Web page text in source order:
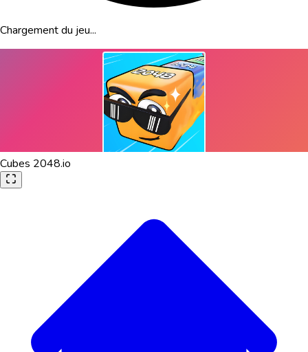
Chargement du jeu...
Cubes 2048.io